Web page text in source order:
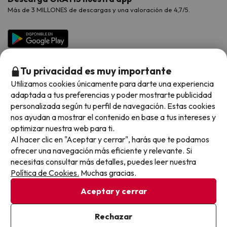
Viajes para grupos
Hoteles Galicia
Hoteles Salou
Chollos con Todo Incluido
Chollos en la playa
Hoteles con toboganes
Selección de la Newsletter
Los favoritos de nuestros clientes
Vacaciones en Agosto
Vacaciones en Octubre
Vacaciones en Noviembre
Preguntas frecuentes
Más de 3 MILLONES de descargas y una valoración de 4,7/5.
Métodos de pago disponibles
Condiciones generales
Política de cookies
Viajes para ti S.L.U. Copyright © Buscounchollo.com 2010 -
Tu privacidad es muy importante
Utilizamos cookies únicamente para darte una experiencia
adaptada a tus preferencias y poder mostrarte publicidad
personalizada según tu perfil de navegación. Estas cookies
nos ayudan a mostrar el contenido en base a tus intereses y
optimizar nuestra web para ti.
Al hacer clic en "Aceptar y cerrar", harás que te podamos
ofrecer una navegación más eficiente y relevante. Si
necesitas consultar más detalles, puedes leer nuestra
Política de Cookies. Muchas gracias.
Aceptar y cerrar
Rechazar